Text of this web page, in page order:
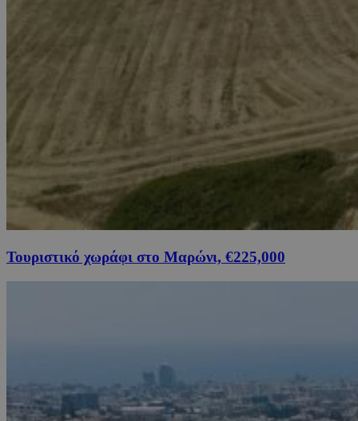
Τουριστικό χωράφι στο Μαρώνι, €225,000